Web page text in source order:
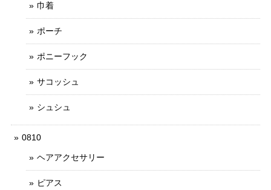
巾着
ポーチ
ポニーフック
サコッシュ
シュシュ
0810
ヘアアクセサリー
ピアス